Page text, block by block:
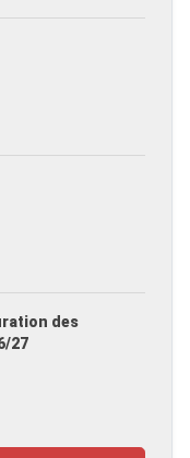
des
27